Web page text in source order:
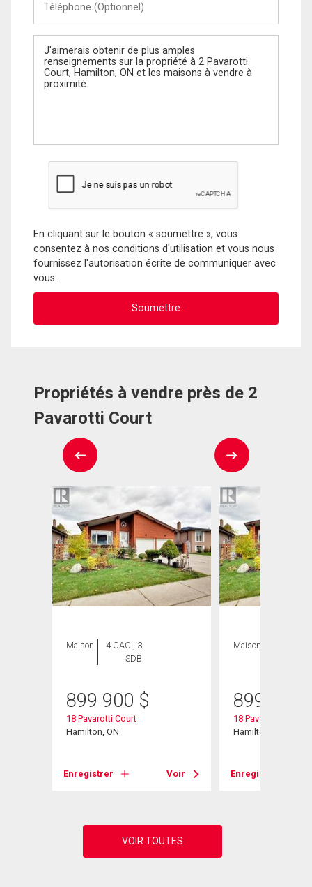
(Optionnel)
Message
En cliquant sur le bouton « soumettre », vous
consentez à nos conditions d'utilisation et vous nous
fournissez l'autorisation écrite de communiquer avec
vous.
Propriétés à vendre près de 2
Pavarotti Court
Maison
4 CAC , 3
SDB
899 900 $
18 Pavarotti Court
Hamilton, ON
Enregistrer Voir
Maison
899 900
18 Pavarotti Court
Hamilton, ON
Enregistrer